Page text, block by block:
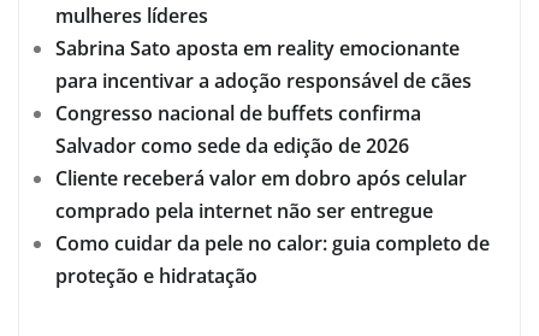
mulheres líderes
Sabrina Sato aposta em reality emocionante
para incentivar a adoção responsável de cães
Congresso nacional de buffets confirma
Salvador como sede da edição de 2026
Cliente receberá valor em dobro após celular
comprado pela internet não ser entregue
Como cuidar da pele no calor: guia completo de
proteção e hidratação